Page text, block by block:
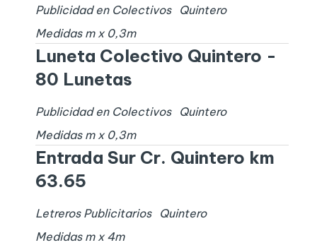
Publicidad en Colectivos
Quintero
Medidas m x 0,3m
Luneta Colectivo Quintero -
80 Lunetas
Publicidad en Colectivos
Quintero
Medidas m x 0,3m
Entrada Sur Cr. Quintero km
63.65
Letreros Publicitarios
Quintero
Medidas m x 4m